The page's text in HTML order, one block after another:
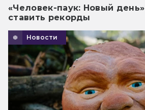
«Человек-паук: Новый
ставить рекорды
Новости